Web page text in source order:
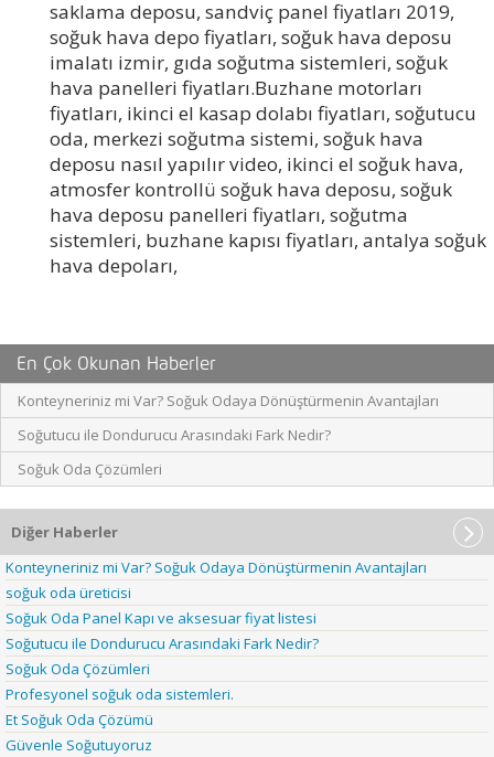
En Çok Okunan Haberler
Konteyneriniz mi Var? Soğuk Odaya Dönüştürmenin Avantajları
Soğutucu ile Dondurucu Arasındaki Fark Nedir?
Soğuk Oda Çözümleri
Diğer Haberler
Konteyneriniz mi Var? Soğuk Odaya Dönüştürmenin Avantajları
soğuk oda üreticisi
Soğuk Oda Panel Kapı ve aksesuar fiyat listesi
Soğutucu ile Dondurucu Arasındaki Fark Nedir?
Soğuk Oda Çözümleri
Profesyonel soğuk oda sistemleri.
Et Soğuk Oda Çözümü
Güvenle Soğutuyoruz